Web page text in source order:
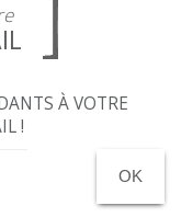
À VOTRE
!
OK